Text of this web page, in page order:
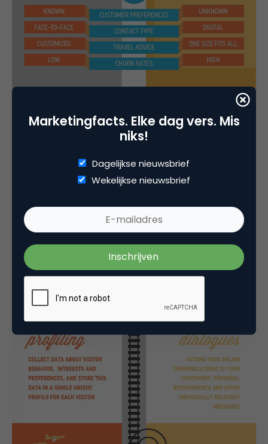
Marketingfacts. Elke dag vers. Mis
niks!
Dagelijkse nieuwsbrief
Wekelijkse nieuwsbrief